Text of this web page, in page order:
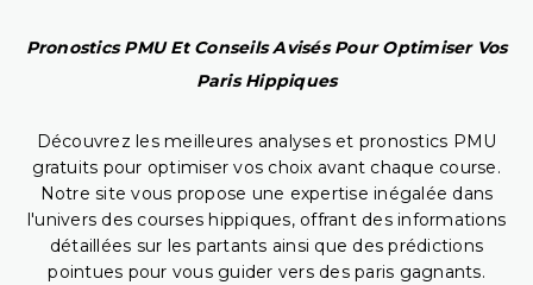
Pronostics PMU Et Conseils Avisés Pour Optimiser Vos
Paris Hippiques
Découvrez les meilleures analyses et pronostics PMU
gratuits pour optimiser vos choix avant chaque course.
Notre site vous propose une expertise inégalée dans
l'univers des courses hippiques, offrant des informations
détaillées sur les partants ainsi que des prédictions
pointues pour vous guider vers des paris gagnants.